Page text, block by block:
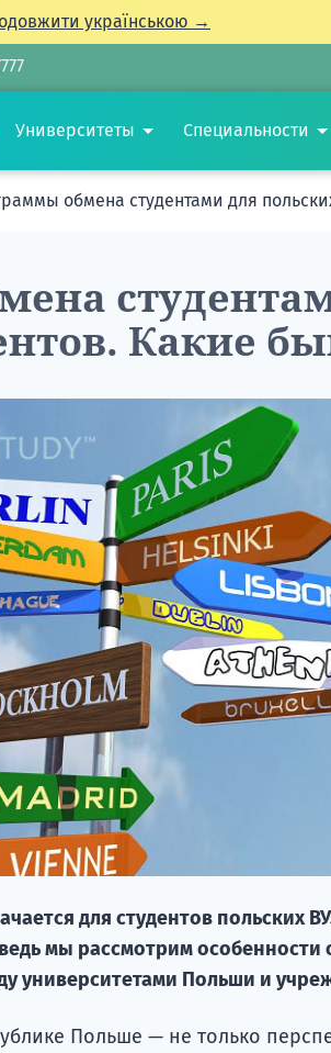
українською →
Университеты Специальности
обмена студентами для
Какие
для студентов польских
мы рассмотрим особенности
университетами Польши и
Польше — не только